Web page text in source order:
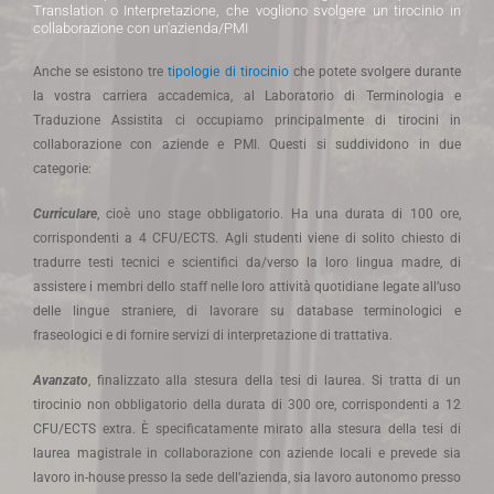
Translation o Interpretazione, che vogliono svolgere un tirocinio in
collaborazione con un'azienda/PMI
Anche se esistono tretipologie di tirocinioche potete svolgere durante
la vostra carriera accademica, al Laboratorio di Terminologia e
Traduzione Assistita ci occupiamo principalmente di tirocini in
collaborazione con aziende e PMI. Questi si suddividono in due
categorie:
Curriculare, cioè uno stage obbligatorio. Ha una durata di 100 ore,
corrispondenti a 4 CFU/ECTS. Agli studenti viene di solito chiesto di
tradurre testi tecnici e scientifici da/verso la loro lingua madre, di
assistere i membri dello staff nelle loro attività quotidiane legate all’uso
delle lingue straniere, di lavorare su database terminologici e
fraseologici e di fornire servizi di interpretazione di trattativa.
Avanzato, finalizzato alla stesura della tesi di laurea. Si tratta di un
tirocinio non obbligatorio della durata di 300 ore, corrispondenti a 12
CFU/ECTS extra. È specificatamente mirato alla stesura della tesi di
laurea magistrale in collaborazione con aziende locali e prevede sia
lavoro in-house presso la sede dell’azienda, sia lavoro autonomo presso